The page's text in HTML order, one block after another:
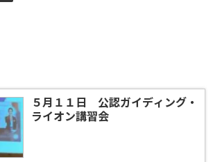
５月１１日 公認ガイディング・
ライオン講習会